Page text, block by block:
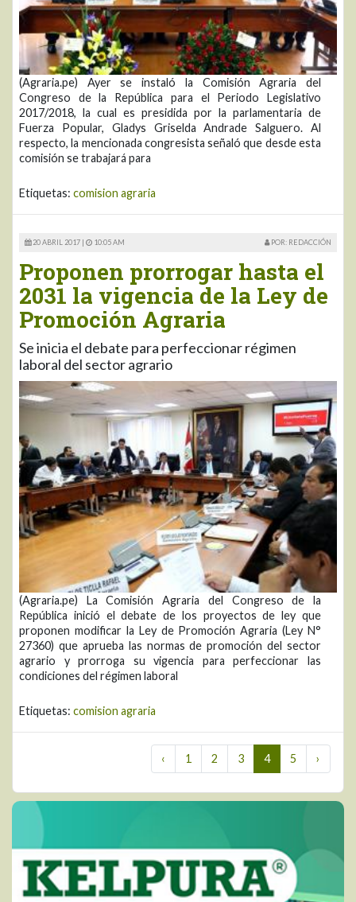
(Agraria.pe) Ayer se instaló la Comisión Agraria del
Congreso de la República para el Periodo Legislativo
2017/2018, la cual es presidida por la parlamentaria de
Fuerza Popular, Gladys Griselda Andrade Salguero. Al
respecto, la mencionada congresista señaló que desde esta
comisión se trabajará para
Etiquetas: comision agraria
20 ABRIL 2017 | 10:05 AM POR: REDACCIÓN
Proponen prorrogar hasta el
2031 la vigencia de la Ley de
Promoción Agraria
Se inicia el debate para perfeccionar régimen
laboral del sector agrario
(Agraria.pe) La Comisión Agraria del Congreso de la
República inició el debate de los proyectos de ley que
proponen modificar la Ley de Promoción Agraria (Ley N°
27360) que aprueba las normas de promoción del sector
agrario y prorroga su vigencia para perfeccionar las
condiciones del régimen laboral
Etiquetas: comision agraria
‹ 1 2 3 4 5 ›